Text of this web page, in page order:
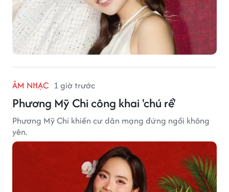
ÂM NHẠC 1 giờ trước
Phương Mỹ Chi công khai 'chú rể'
Phương Mỹ Chi khiến cư dân mạng đứng ngồi không
yên.